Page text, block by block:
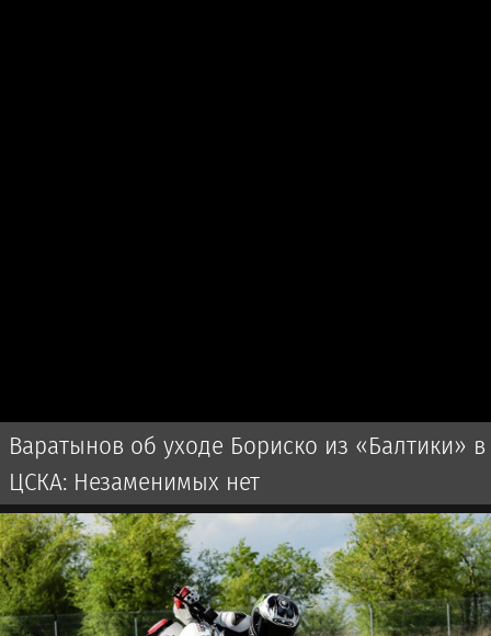
Варатынов об уходе Бориско из «Балтики» в
ЦСКА: Незаменимых нет